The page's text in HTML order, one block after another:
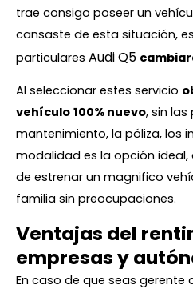
trae consigo poseer un
cansaste de esta situación,
particulares Audi Q5
Al seleccionar estes servicio
vehículo 100% nuevo, sin
mantenimiento, la póliza, los
modalidad es la opción
de estrenar un magnifico
familia sin preocupaciones.
Ventajas del
empresas y
En caso de que seas gerente